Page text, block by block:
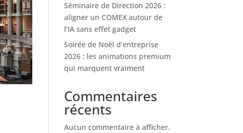
Séminaire de Direction 2026 :
aligner un COMEX autour de
l’IA sans effet gadget
Soirée de Noël d’entreprise
2026 : les animations premium
qui marquent vraiment
Commentaires
récents
Aucun commentaire à afficher.